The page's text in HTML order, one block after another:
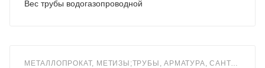
Вес трубы водогазопроводной
МЕТАЛЛОПРОКАТ, МЕТИЗЫ;ТРУБЫ, АРМАТУРА, САНТЕХНИКА